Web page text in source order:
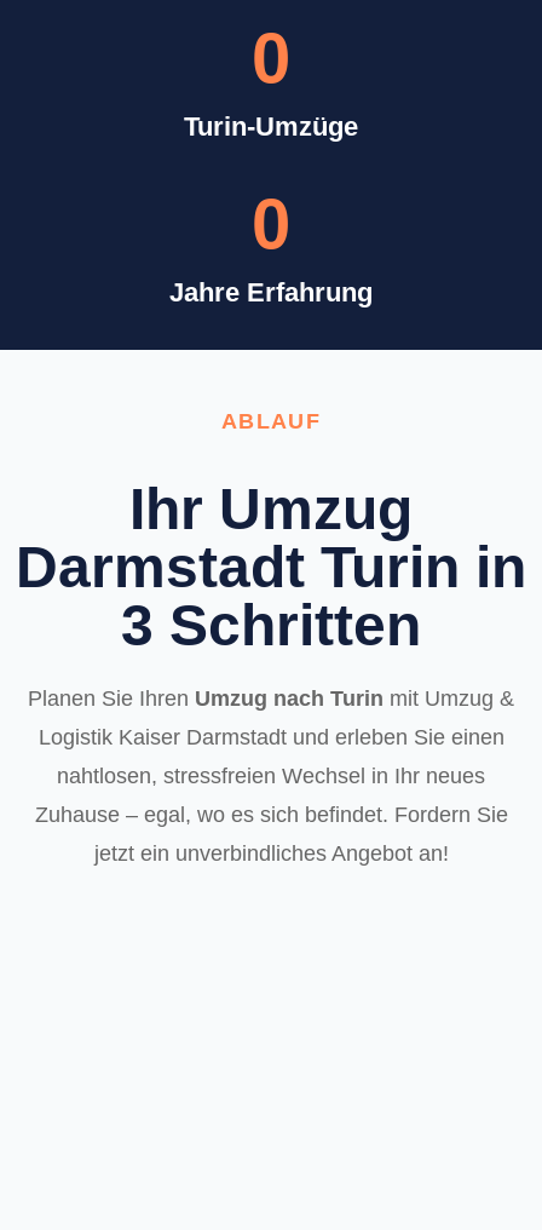
Turin-Umzüge
0
Jahre Erfahrung
0
ABLAUF
Ihr Umzug
Darmstadt Turin in
3 Schritten
Planen Sie Ihren Umzug nach Turin mit Umzug &
Logistik Kaiser Darmstadt und erleben Sie einen
nahtlosen, stressfreien Wechsel in Ihr neues
Zuhause – egal, wo es sich befindet. Fordern Sie
jetzt ein unverbindliches Angebot an!